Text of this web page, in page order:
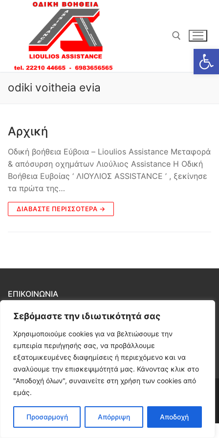
Σεβόμαστε την ιδιωτικότητά σας
Χρησιμοποιούμε cookies για να βελτιώσουμε την
εμπειρία περιήγησής σας, να προβάλλουμε
εξατομικευμένες διαφημίσεις ή περιεχόμενο και να
αναλύουμε την επισκεψιμότητά μας. Κάνοντας κλικ στο
"Αποδοχή όλων", συναινείτε στη χρήση των cookies από
εμάς.
Προσαρμογή Απόρριψη Αποδοχή
Μετάβαση
περιεχόμενο
odiki voitheia evia
Αρχική
Οδική βοήθεια Εύβοια – Lioulios Assistance Μεταφορά
& απόσυρση οχημάτων Λιούλιος Assistance Η Οδική
Βοήθεια Ευβοίας ‘ ΛΙΟΥΛΙΟΣ ASSISTANCE ’ , ξεκίνησε
τα πρώτα της…
ΔΙΑΒΆΣΤΕ ΠΕΡΙΣΣΌΤΕΡΑ →
ΕΠΙΚΟΙΝΩΝΊΑ
Οδική βοήθεια Εύβοια Χαλκίδα
τηλ. 22210 44665
6983 656565
Copyright © 2026 Οδική βοήθεια Εύβοια Λιούλιος – Web
Design by Paris Manias AWE.gr.